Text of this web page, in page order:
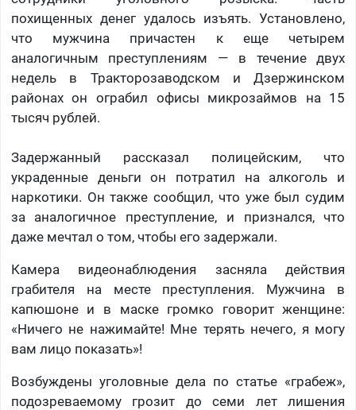
похищенных денег удалось изъять. Установлено,
что мужчина причастен к еще четырем
аналогичным преступлениям — в течение двух
недель в Тракторозаводском и Дзержинском
районах он ограбил офисы микрозаймов на 15
тысяч рублей.
Задержанный рассказал полицейским, что
украденные деньги он потратил на алкоголь и
наркотики. Он также сообщил, что уже был судим
за аналогичное преступление, и признался, что
даже мечтал о том, чтобы его задержали.
Камера видеонаблюдения засняла действия
грабителя на месте преступления. Мужчина в
капюшоне и в маске громко говорит женщине:
«Ничего не нажимайте! Мне терять нечего, я могу
вам лицо показать»!
Возбуждены уголовные дела по статье «грабеж»,
подозреваемому грозит до семи лет лишения